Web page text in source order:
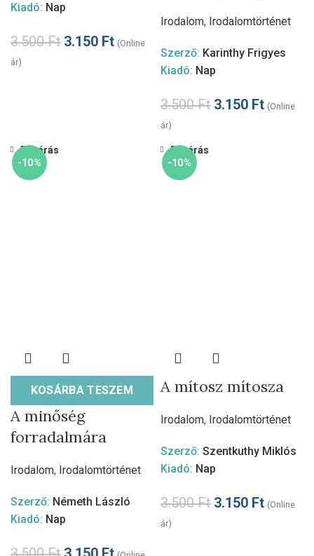
Kiadó: Nap
3.500Ft 3.150 Ft (Online
ár)
Irodalom, Irodalomtörténet
Szerző: Karinthy Frigyes
Kiadó: Nap
3.500Ft 3.150 Ft (Online
ár)
-10%
KOSÁRBA TESZEM
Bezárás
A minőség
forradalmára
Irodalom, Irodalomtörténet
Szerző: Németh László
Kiadó: Nap
-10%
Bezárás
A mítosz mítosza
Irodalom, Irodalomtörténet
Szerző: Szentkuthy Miklós
Kiadó: Nap
3.500Ft 3.150 Ft (Online
ár)